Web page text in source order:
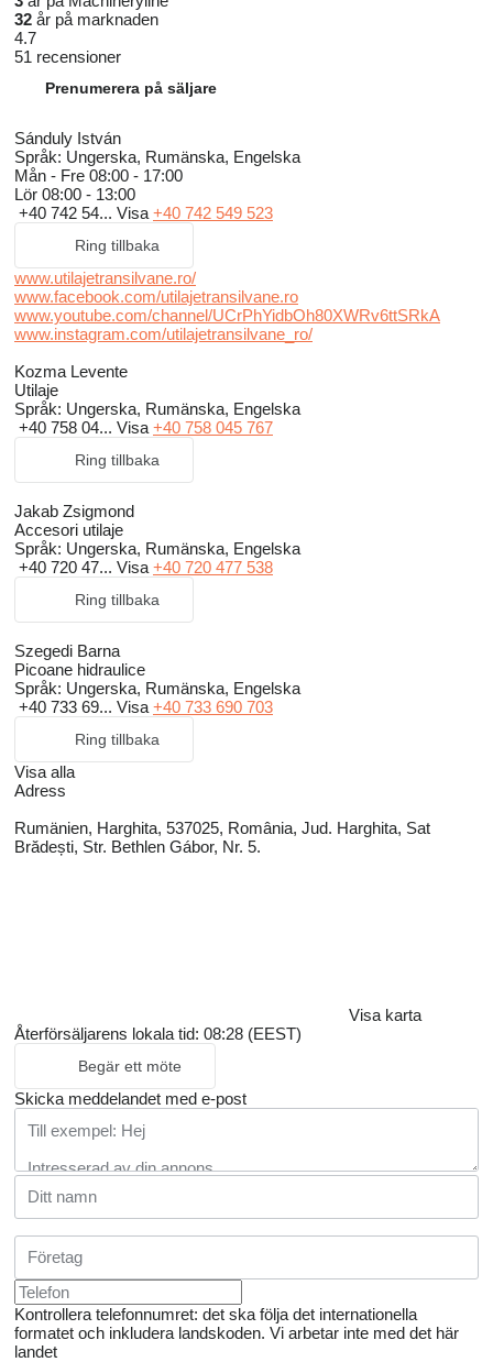
32 år på marknaden
4.7
51 recensioner
Prenumerera på säljare
Sánduly István
Språk: Ungerska, Rumänska, Engelska
Mån - Fre 08:00 - 17:00
Lör 08:00 - 13:00
+40 742 54... Visa +40 742 549 523
Ring tillbaka
www.utilajetransilvane.ro/
www.facebook.com/utilajetransilvane.ro
www.youtube.com/channel/UCrPhYidbOh80XWRv6ttSRkA
www.instagram.com/utilajetransilvane_ro/
Kozma Levente
Utilaje
Språk: Ungerska, Rumänska, Engelska
+40 758 04... Visa +40 758 045 767
Ring tillbaka
Jakab Zsigmond
Accesori utilaje
Språk: Ungerska, Rumänska, Engelska
+40 720 47... Visa +40 720 477 538
Ring tillbaka
Szegedi Barna
Picoane hidraulice
Språk: Ungerska, Rumänska, Engelska
+40 733 69... Visa +40 733 690 703
Ring tillbaka
Visa alla
Adress
Rumänien, Harghita, 537025, România, Jud. Harghita, Sat
Brădești, Str. Bethlen Gábor, Nr. 5.
Visa karta
Återförsäljarens lokala tid: 08:28 (EEST)
Begär ett möte
Skicka meddelandet med e-post
Kontrollera telefonnumret: det ska följa det internationella
formatet och inkludera landskoden. Vi arbetar inte med det här
landet